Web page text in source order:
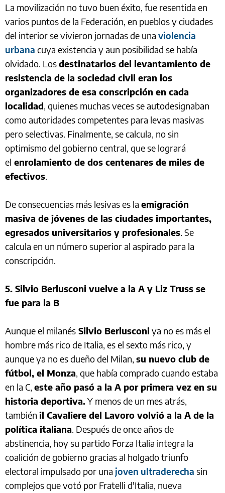
La movilización no tuvo buen éxito, fue resentida en
varios puntos de la Federación, en pueblos y ciudades
del interior se vivieron jornadas de una violencia
urbana cuya existencia y aun posibilidad se había
olvidado. Losdestinatarios del levantamiento de
resistencia de la sociedad civil eran los
organizadores de esa conscripción en cada
localidad, quienes muchas veces se autodesignaban
como autoridades competentes para levas masivas
pero selectivas. Finalmente, se calcula, no sin
optimismo del gobierno central, que se logrará
el enrolamiento de dos centenares de miles de
efectivos.
De consecuencias más lesivas es la emigración
masiva de jóvenes de las ciudades importantes,
egresados universitarios y profesionales. Se
calcula en un número superior al aspirado para la
conscripción.
5. Silvio Berlusconi vuelve a la A y Liz Truss se
fue para la B
Aunque el milanés Silvio Berlusconiya no es más el
hombre más rico de Italia, es el sexto más rico, y
aunque ya no es dueño del Milan, su nuevo club de
fútbol, el Monza, que había comprado cuando estaba
en la C, este año pasó a la A por primera vez en su
historia deportiva.Y menos de un mes atrás,
también il Cavaliere del Lavoro volvió a la A de la
política italiana. Después de once años de
abstinencia, hoy su partido Forza Italia integra la
coalición de gobierno gracias al holgado triunfo
electoral impulsado por una joven ultraderecha sin
complejos que votó por Fratelli d'Italia, nueva